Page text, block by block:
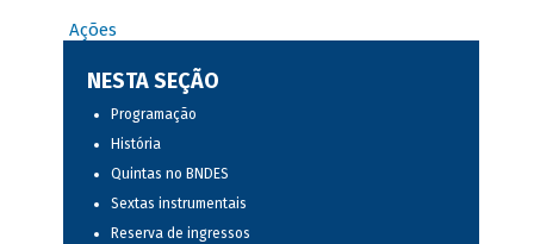
Ações
NESTA SEÇÃO
Programação
História
Quintas no BNDES
Sextas instrumentais
Reserva de ingressos